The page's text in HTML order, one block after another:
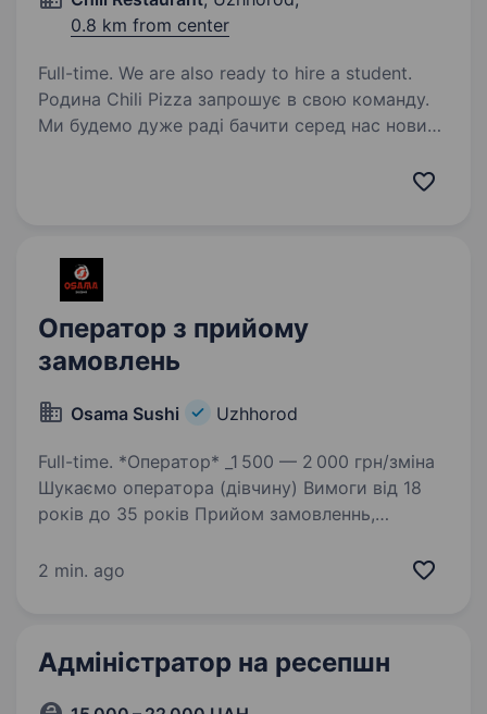
0.8 km from center
Full-time. We are also ready to hire a student.
Родина Chili Pizza запрошує в свою команду.
Ми будемо дуже раді бачити серед нас нових
Оператор з прийому
замовлень
Osama Sushi Uzhhorod
Full-time. *Оператор* _1 500 — 2 000 грн/зміна
Шукаємо оператора (дівчину) Вимоги від 18
років до 35 років Прийом замовленнь,
Робочий графік 9:20 до 22:00 ЗП кожного
2 min. ago
Адміністратор на ресепшн